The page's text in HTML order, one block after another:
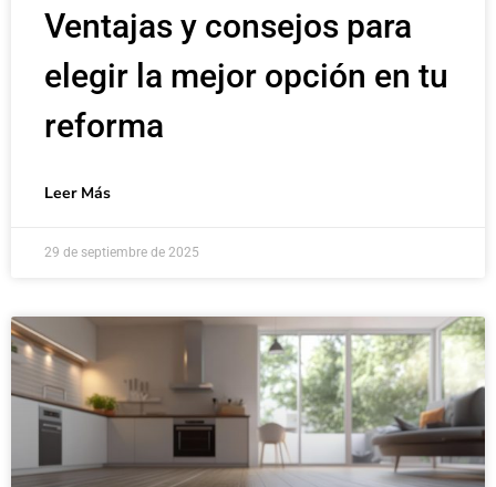
Ventajas y consejos para
elegir la mejor opción en tu
reforma
Leer Más
29 de septiembre de 2025